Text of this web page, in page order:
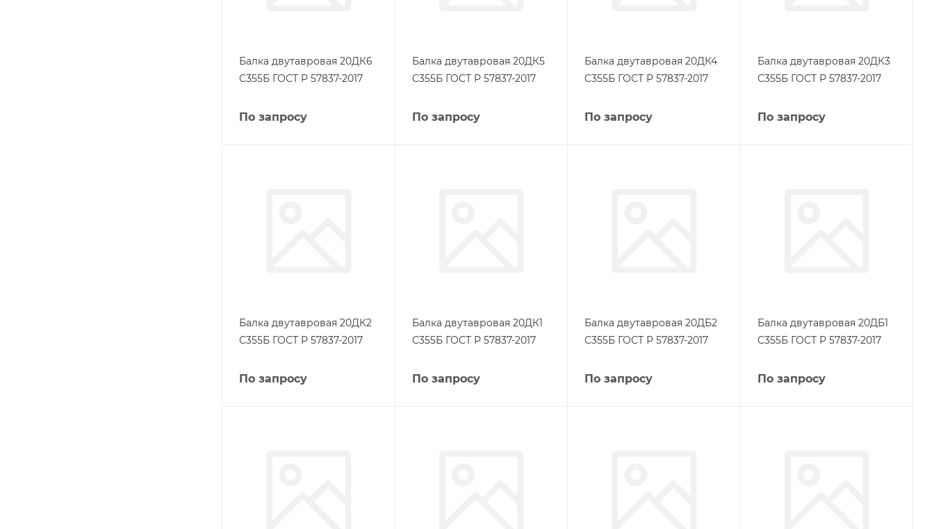
Балка двутавровая 20ДК6
С355Б ГОСТ Р 57837-2017
По запросу
Балка двутавровая 20ДК5
С355Б ГОСТ Р 57837-2017
По запросу
Балка двутавровая 20ДК4
С355Б ГОСТ Р 57837-2017
По запросу
Балка двутавровая 20ДК3
С355Б ГОСТ Р 57837-2017
По запросу
Балка двутавровая 20ДК2
С355Б ГОСТ Р 57837-2017
По запросу
Балка двутавровая 20ДК1
С355Б ГОСТ Р 57837-2017
По запросу
Балка двутавровая 20ДБ2
С355Б ГОСТ Р 57837-2017
По запросу
Балка двутавровая 20ДБ1
С355Б ГОСТ Р 57837-2017
По запросу